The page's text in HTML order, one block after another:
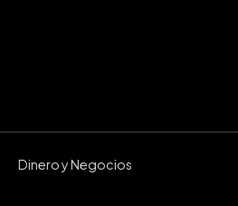
Dinero y Negocios